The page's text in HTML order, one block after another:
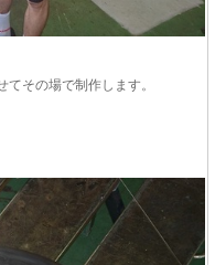
その場で制作します。